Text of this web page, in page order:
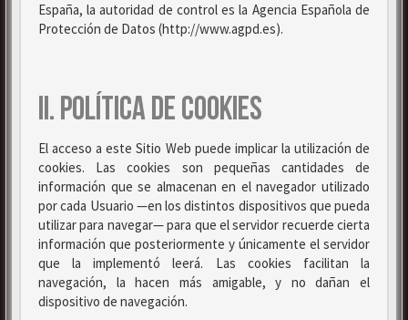
España, la autoridad de control es la Agencia Española de
Protección de Datos (http://www.agpd.es).
II. POLÍTICA DE COOKIES
El acceso a este Sitio Web puede implicar la utilización de
cookies. Las cookies son pequeñas cantidades de
información que se almacenan en el navegador utilizado
por cada Usuario —en los distintos dispositivos que pueda
utilizar para navegar— para que el servidor recuerde cierta
información que posteriormente y únicamente el servidor
que la implementó leerá. Las cookies facilitan la
navegación, la hacen más amigable, y no dañan el
dispositivo de navegación.